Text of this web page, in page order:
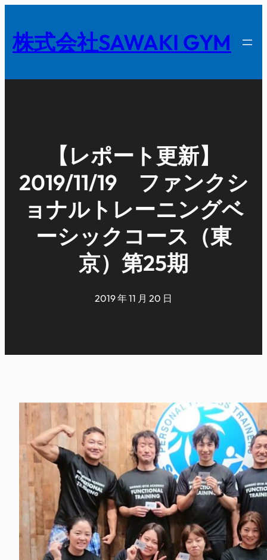
を
キ
株式会社SAWAKI GYM
【レポート更新】
2019/11/19 ファンクシ
ョナルトレーニングベ
ーシックコース（東
京）第25期
2019 年 11 月 20 日